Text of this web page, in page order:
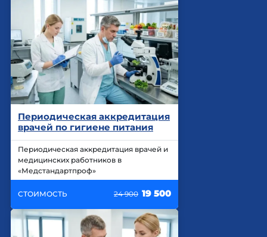
Периодическая аккредитация
врачей по гигиене питания
Периодическая аккредитация врачей и
медицинских работников в
«Медстандартпроф»
СТОИМОСТЬ 24 900 19 500